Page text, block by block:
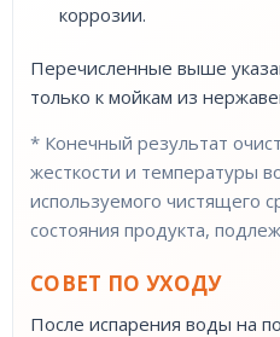
коррозии.
Перечисленные выше
только к мойкам из
* Конечный результат
жесткости и температуры
используемого чистящего
состояния продукта,
СОВЕТ ПО УХОДУ
После испарения воды на